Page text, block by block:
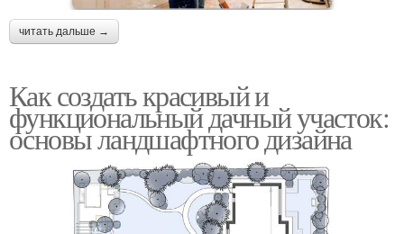
читать дальше →
Как создать красивый и
функциональный дачный участок:
основы ландшафтного дизайна